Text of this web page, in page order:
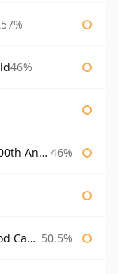
57%
46%
46%
50.5%